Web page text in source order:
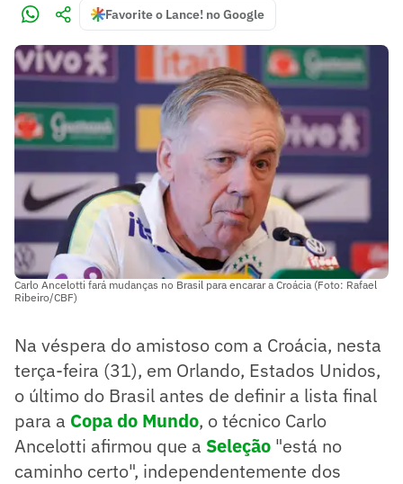
Favorite o Lance! no Google
Carlo Ancelotti fará mudanças no Brasil para encarar a Croácia (Foto: Rafael
Ribeiro/CBF)
Na véspera do amistoso com a Croácia, nesta
terça-feira (31), em Orlando, Estados Unidos,
o último do Brasil antes de definir a lista final
para a Copa do Mundo, o técnico Carlo
Ancelotti afirmou que a Seleção "está no
caminho certo", independentemente dos